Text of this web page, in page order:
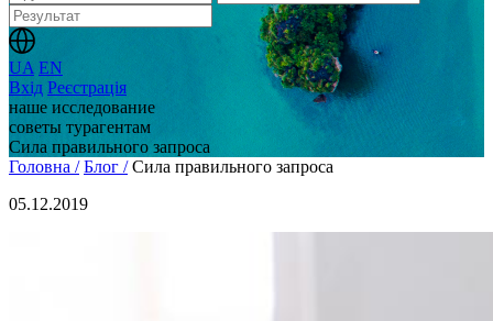
UA EN
Вхід Реєстрація
наше исследование
советы турагентам
Сила правильного запроса
Головна / Блог / Сила правильного запроса
05.12.2019